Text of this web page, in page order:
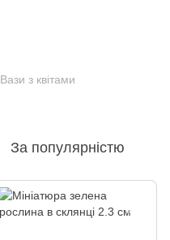
Вази з квітами
За популярністю